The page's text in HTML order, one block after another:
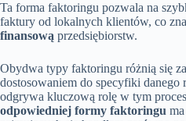
Ta forma faktoringu pozwala na
faktury od lokalnych klientów, co
finansową przedsiębiorstw.
Obydwa typy faktoringu różnią się
dostosowaniem do specyfiki danego
odgrywa kluczową rolę w tym
odpowiedniej formy faktoringu